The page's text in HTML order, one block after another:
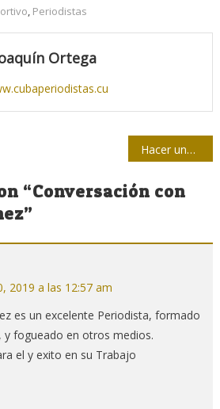
, Periodistas
Ortega
Hacer una prensa pública entre todos
“Conversación con
”
2019 a las 12:57 am
es un excelente Periodista, formado
y fogueado en otros medios.
el y exito en su Trabajo